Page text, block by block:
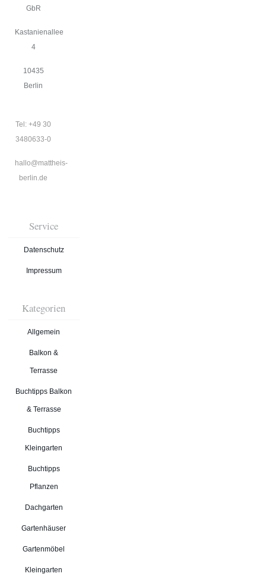
GbR
Kastanienallee
4
10435
Berlin
Tel: +49 30
3480633-0
hallo@mattheis-
berlin.de
Service
Datenschutz
Impressum
Kategorien
Allgemein
Balkon &
Terrasse
Buchtipps Balkon
& Terrasse
Buchtipps
Kleingarten
Buchtipps
Pflanzen
Dachgarten
Gartenhäuser
Gartenmöbel
Kleingarten